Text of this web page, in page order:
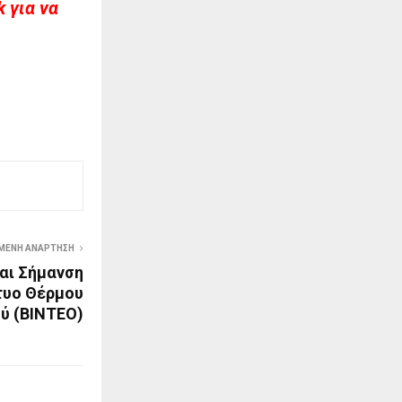
για να
ΑΝΆΡΤΗΣΗ
Σήμανση
Θέρμου
(ΒΙΝΤΕΟ)